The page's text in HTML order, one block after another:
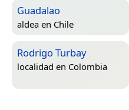
Guadalao
aldea en Chile
Rodrigo Turbay
localidad en Colombia